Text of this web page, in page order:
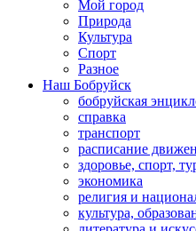
Мой город
Природа
Культура
Спорт
Разное
Наш Бобруйск
бобруйская
справка
транспорт
расписание
здоровье, спорт,
экономика
религия и
культура,